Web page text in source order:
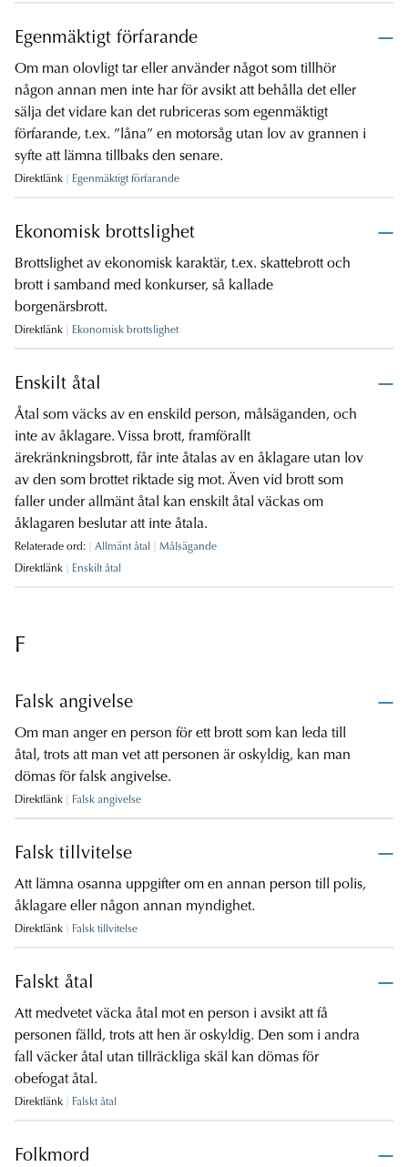
Egenmäktigt förfarande
Om man olovligt tar eller använder något som tillhör
någon annan men inte har för avsikt att behålla det eller
sälja det vidare kan det rubriceras som egenmäktigt
förfarande, t.ex. ”låna” en motorsåg utan lov av grannen i
syfte att lämna tillbaks den senare.
Direktlänk Egenmäktigt förfarande
Ekonomisk brottslighet
Brottslighet av ekonomisk karaktär, t.ex. skattebrott och
brott i samband med konkurser, så kallade
borgenärsbrott.
Direktlänk Ekonomisk brottslighet
Enskilt åtal
Åtal som väcks av en enskild person, målsäganden, och
inte av åklagare. Vissa brott, framförallt
ärekränkningsbrott, får inte åtalas av en åklagare utan lov
av den som brottet riktade sig mot. Även vid brott som
faller under allmänt åtal kan enskilt åtal väckas om
åklagaren beslutar att inte åtala.
Relaterade ord: Allmänt åtal
Målsägande
Direktlänk
Enskilt åtal
F
Falsk angivelse
Om man anger en person för ett brott som kan leda till
åtal, trots att man vet att personen är oskyldig, kan man
dömas för falsk angivelse.
Direktlänk Falsk angivelse
Falsk tillvitelse
Att lämna osanna uppgifter om en annan person till polis,
åklagare eller någon annan myndighet.
Direktlänk Falsk tillvitelse
Falskt åtal
Att medvetet väcka åtal mot en person i avsikt att få
personen fälld, trots att hen är oskyldig. Den som i andra
fall väcker åtal utan tillräckliga skäl kan dömas för
obefogat åtal.
Direktlänk Falskt åtal
Folkmord